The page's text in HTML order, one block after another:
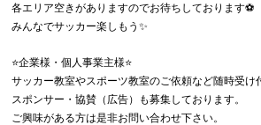
各エリア空きがありますのでお待ちしております⚽️
みんなでサッカー楽しもう✨
⭐️企業様・個人事業主様⭐️
サッカー教室やスポーツ教室のご依頼など随時受け
スポンサー・協賛（広告）も募集しております。
ご興味がある方は是非お問い合わせ下さい。